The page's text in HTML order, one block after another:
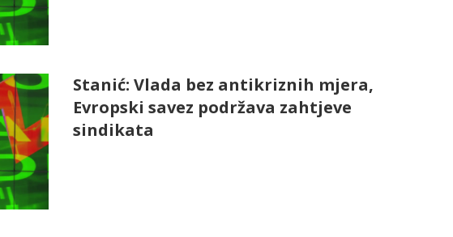
Stanić: Vlada bez antikriznih mjera,
Evropski savez podržava zahtjeve
sindikata